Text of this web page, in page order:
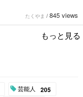
たくやま / 845 views
もっと見る
芸能人 205